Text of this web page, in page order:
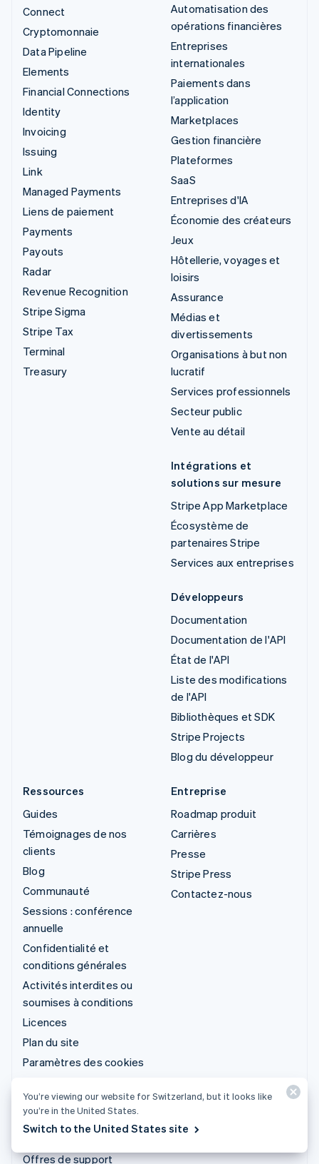
Connect
Cryptomonnaie
Data Pipeline
Elements
Financial Connections
Identity
Invoicing
Issuing
Link
Managed Payments
Liens de paiement
Payments
Payouts
Radar
Revenue Recognition
Stripe Sigma
Stripe Tax
Terminal
Treasury
Automatisation des
opérations financières
Entreprises
internationales
Paiements dans
l’application
Marketplaces
Gestion financière
Plateformes
SaaS
Entreprises d'IA
Économie des créateurs
Jeux
Hôtellerie, voyages et
loisirs
Assurance
Médias et
divertissements
Organisations à but non
lucratif
Services professionnels
Secteur public
Vente au détail
Intégrations et
solutions sur mesure
Stripe App Marketplace
Écosystème de
partenaires Stripe
Services aux entreprises
Développeurs
Documentation
Documentation de l'API
État de l'API
Liste des modifications
de l'API
Bibliothèques et SDK
Stripe Projects
Blog du développeur
Ressources
Guides
Témoignages de nos
clients
Blog
Communauté
Sessions : conférence
annuelle
Confidentialité et
conditions générales
Activités interdites ou
soumises à conditions
Licences
Plan du site
Paramètres des cookies
Entreprise
Roadmap produit
Carrières
Presse
Stripe Press
Contactez-nous
Service d'assistance
Offres de support
You’re viewing our website for Switzerland, but it looks like
you’re in the United States.
Switch to the United States site